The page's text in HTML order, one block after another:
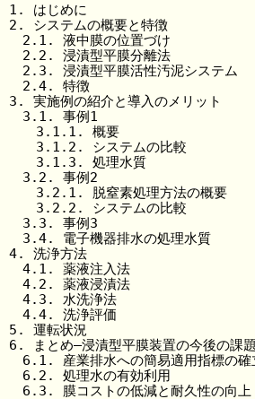
1. はじめに
2. システムの概要と特徴
2.1. 液中膜の位置づけ
2.2. 浸漬型平膜分離法
2.3. 浸漬型平膜活性汚泥システム
2.4. 特徴
3. 実施例の紹介と導入のメリット
3.1. 事例1
3.1.1. 概要
3.1.2. システムの比較
3.1.3. 処理水質
3.2. 事例2
3.2.1. 脱窒素処理方法の概要
3.2.2. システムの比較
3.3. 事例3
3.4. 電子機器排水の処理水質
4. 洗浄方法
4.1. 薬液注入法
4.2. 薬液浸漬法
4.3. 水洗浄法
4.4. 洗浄評価
5. 運転状況
6. まとめ―浸漬型平膜装置の今後の課
6.1. 産業排水への簡易適用指標の確
6.2. 処理水の有効利用
6.3. 膜コストの低減と耐久性の向上